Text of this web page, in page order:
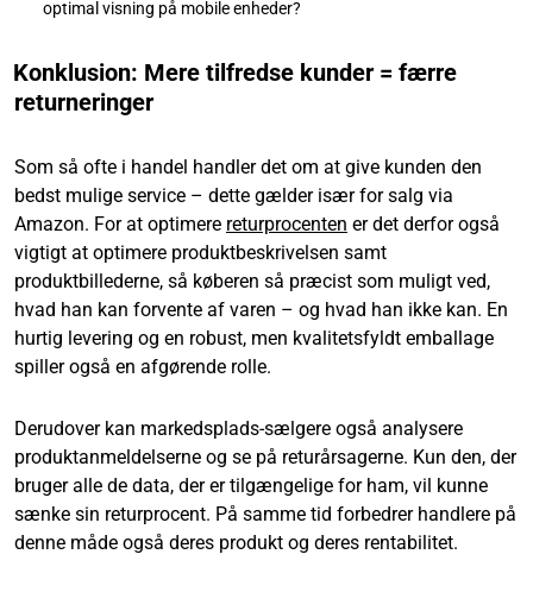
optimal visning på mobile enheder?
Konklusion: Mere tilfredse kunder = færre
returneringer
Som så ofte i handel handler det om at give kunden den
bedst mulige service – dette gælder især for salg via
Amazon. For at optimere returprocenten er det derfor også
vigtigt at optimere produktbeskrivelsen samt
produktbillederne, så køberen så præcist som muligt ved,
hvad han kan forvente af varen – og hvad han ikke kan. En
hurtig levering og en robust, men kvalitetsfyldt emballage
spiller også en afgørende rolle.
Derudover kan markedsplads-sælgere også analysere
produktanmeldelserne og se på returårsagerne. Kun den, der
bruger alle de data, der er tilgængelige for ham, vil kunne
sænke sin returprocent. På samme tid forbedrer handlere på
denne måde også deres produkt og deres rentabilitet.